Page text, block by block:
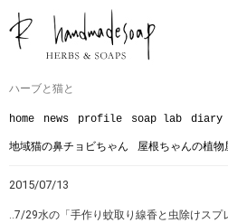
ハーブと猫と
home news profile soap lab diary
地域猫の鼻チョビちゃん 屋根ちゃんの植物
2015/07/13
‥7/29水の「手作り蚊取り線香と虫除けスプ